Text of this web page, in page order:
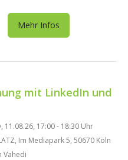
Mehr Infos
mit LinkedIn und
11.08.26, 17:00 - 18:30 Uhr
Im Mediapark 5, 50670 Köln
Vahedi